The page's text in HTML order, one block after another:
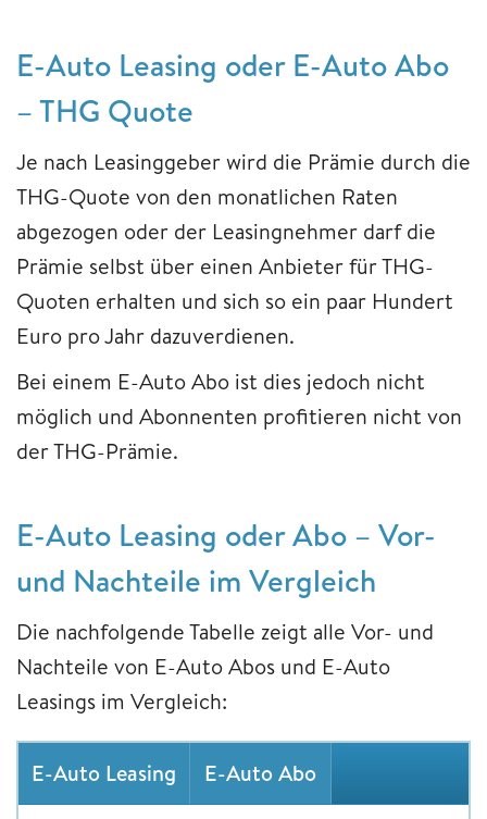
E-Auto Leasing oder E-Auto Abo
– THG Quote
Je nach Leasinggeber wird die Prämie durch die
THG-Quote von den monatlichen Raten
abgezogen oder der Leasingnehmer darf die
Prämie selbst über einen Anbieter für THG-
Quoten erhalten und sich so ein paar Hundert
Euro pro Jahr dazuverdienen.
Bei einem E-Auto Abo ist dies jedoch nicht
möglich und Abonnenten profitieren nicht von
der THG-Prämie.
​​​​​​​E-Auto ​​​​​​​Leasing oder Abo – Vor-
und Nachteile im Vergleich
Die nachfolgende Tabelle zeigt alle Vor- und
Nachteile von E-Auto Abos und E-Auto
Leasings im Vergleich:
E-Auto Leasing E-Auto Abo